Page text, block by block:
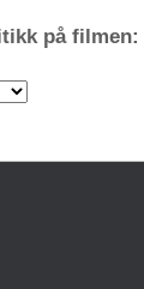
på filmen: